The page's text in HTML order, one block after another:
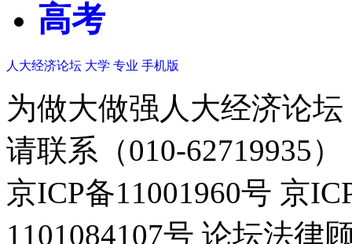
高考
人大经济论坛 大学 专业 手机版
为做大做强人大经济论
请联系（010-62719935）
京ICP备11001960号 京
1101084107号 论坛法律